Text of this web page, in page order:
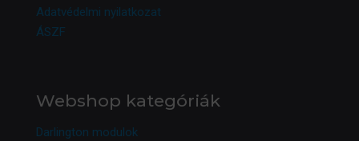
Adatvédelmi nyilatkozat
ÁSZF
Webshop kategóriák
Darlington modulok